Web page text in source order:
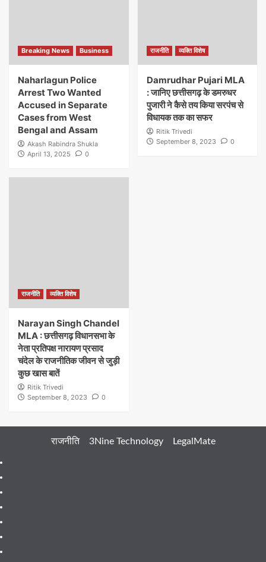
Breaking News Business
Naharlagun Police
Arrest Two Wanted
Accused in Separate
Cases from West
Bengal and Assam
Akash Rabindra Shukla
April 13, 2025
0
राजनीति व्यक्ति विशेष
Damrudhar Pujari MLA
: जानिए छत्तीसगढ़ के डमरुधर
पुजारी ने कैसे तय किया सरपंच से
विधायक तक का सफर
Ritik Trivedi
September 8, 2023
0
राजनीति व्यक्ति विशेष
Narayan Singh Chandel
MLA : छत्तीसगढ़ विधानसभा के
नेता प्रतिपक्ष नारायण प्रसाद
चंदेल के राजनीतिक जीवन से जुड़ी
कुछ खास बातें
Ritik Trivedi
September 8, 2023
0
राजनीति 3Nine Technology LegalMate